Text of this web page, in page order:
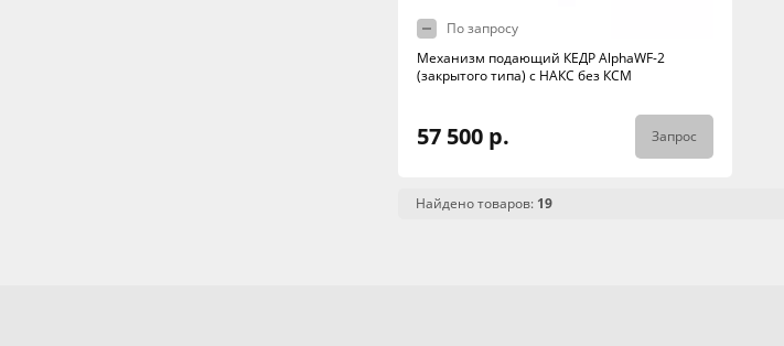
По запросу
Механизм подающий КЕДР AlphaWF-2
(закрытого типа) с НАКС без КСМ
57 500 р. Запрос
Найдено товаров: 19